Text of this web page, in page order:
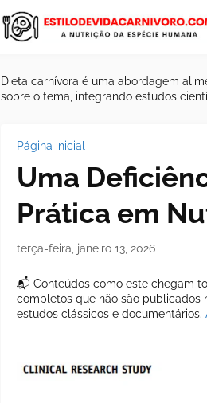
Dieta carnívora é uma abordagem
sobre o tema, integrando estudos
Página inicial
Uma
Prática em
terça-feira, janeiro 13, 2026
📬 Conteúdos como este chegam
completos que não são publicados
estudos clássicos e documentários.